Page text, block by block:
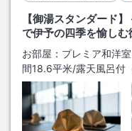
【御湯スタンダード
で伊予の四季を愉しむ
お部屋： プレミア和洋
間18.6平米/露天風呂付